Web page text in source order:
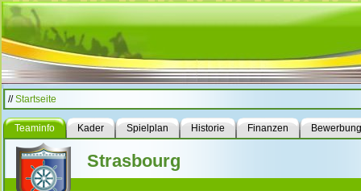
//Startseite
Teaminfo Kader Spielplan Historie Finanzen Bewerbung
Strasbourg